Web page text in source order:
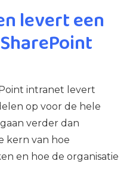
levert een
intranet levert
op voor de hele
verder dan
kern van hoe
en hoe de organisatie